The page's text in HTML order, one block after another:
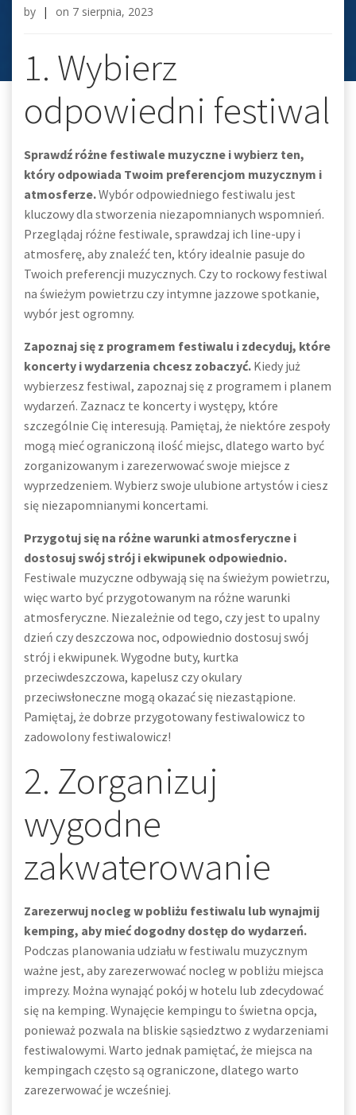
by | on 7 sierpnia, 2023
1. Wybierz
odpowiedni festiwal
Sprawdź różne festiwale muzyczne i wybierz ten,
który odpowiada Twoim preferencjom muzycznym i
atmosferze.Wybór odpowiedniego festiwalu jest
kluczowy dla stworzenia niezapomnianych wspomnień.
Przeglądaj różne festiwale, sprawdzaj ich line-upy i
atmosferę, aby znaleźć ten, który idealnie pasuje do
Twoich preferencji muzycznych. Czy to rockowy festiwal
na świeżym powietrzu czy intymne jazzowe spotkanie,
wybór jest ogromny.
Zapoznaj się z programem festiwalu i zdecyduj, które
koncerty i wydarzenia chcesz zobaczyć. Kiedy już
wybierzesz festiwal, zapoznaj się z programem i planem
wydarzeń. Zaznacz te koncerty i występy, które
szczególnie Cię interesują. Pamiętaj, że niektóre zespoły
mogą mieć ograniczoną ilość miejsc, dlatego warto być
zorganizowanym i zarezerwować swoje miejsce z
wyprzedzeniem. Wybierz swoje ulubione artystów i ciesz
się niezapomnianymi koncertami.
Przygotuj się na różne warunki atmosferyczne i
dostosuj swój strój i ekwipunek odpowiednio.
Festiwale muzyczne odbywają się na świeżym powietrzu,
więc warto być przygotowanym na różne warunki
atmosferyczne. Niezależnie od tego, czy jest to upalny
dzień czy deszczowa noc, odpowiednio dostosuj swój
strój i ekwipunek. Wygodne buty, kurtka
przeciwdeszczowa, kapelusz czy okulary
przeciwsłoneczne mogą okazać się niezastąpione.
Pamiętaj, że dobrze przygotowany festiwalowicz to
zadowolony festiwalowicz!
2. Zorganizuj
wygodne
zakwaterowanie
Zarezerwuj nocleg w pobliżu festiwalu lub wynajmij
kemping, aby mieć dogodny dostęp do wydarzeń.
Podczas planowania udziału w festiwalu muzycznym
ważne jest, aby zarezerwować nocleg w pobliżu miejsca
imprezy. Można wynająć pokój w hotelu lub zdecydować
się na kemping. Wynajęcie kempingu to świetna opcja,
ponieważ pozwala na bliskie sąsiedztwo z wydarzeniami
festiwalowymi. Warto jednak pamiętać, że miejsca na
kempingach często są ograniczone, dlatego warto
zarezerwować je wcześniej.